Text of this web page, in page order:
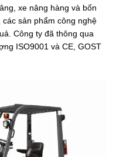
xe nâng hàng và bốn
sản phẩm công nghệ
Công ty đã thông qua
ISO9001 và CE, GOST